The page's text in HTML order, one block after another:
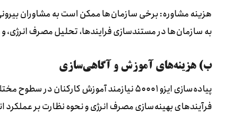
هزینه مشاوره: برخی سازمان‌ها ممکن است به مشاوران
به سازمان‌ها در مستندسازی فرایندها، تحلیل مصرف
ب) هزینه‌های آموزش و آگاهی‌سازی
پیاده‌سازی ایزو ۵۰۰۰۱ نیازمند آموزش
فرآیندهای بهینه‌سازی مصرف انرژی و نحوه نظارت بر عملکرد